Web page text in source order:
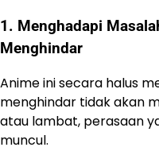
1. Menghadapi
Menghindar
Anime ini secara halus
menghindar tidak akan
atau lambat, perasaan
muncul.